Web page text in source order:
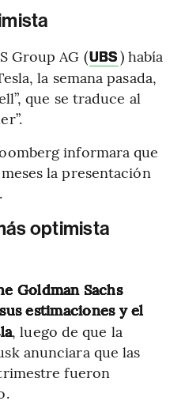
Group AG (UBS) había
la semana pasada,
que se traduce al
informara que
la presentación
optimista
Goldman Sachs
estimaciones y el
, luego de que la
anunciara que las
fueron